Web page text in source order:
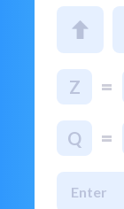
Z =
Q =
Enter